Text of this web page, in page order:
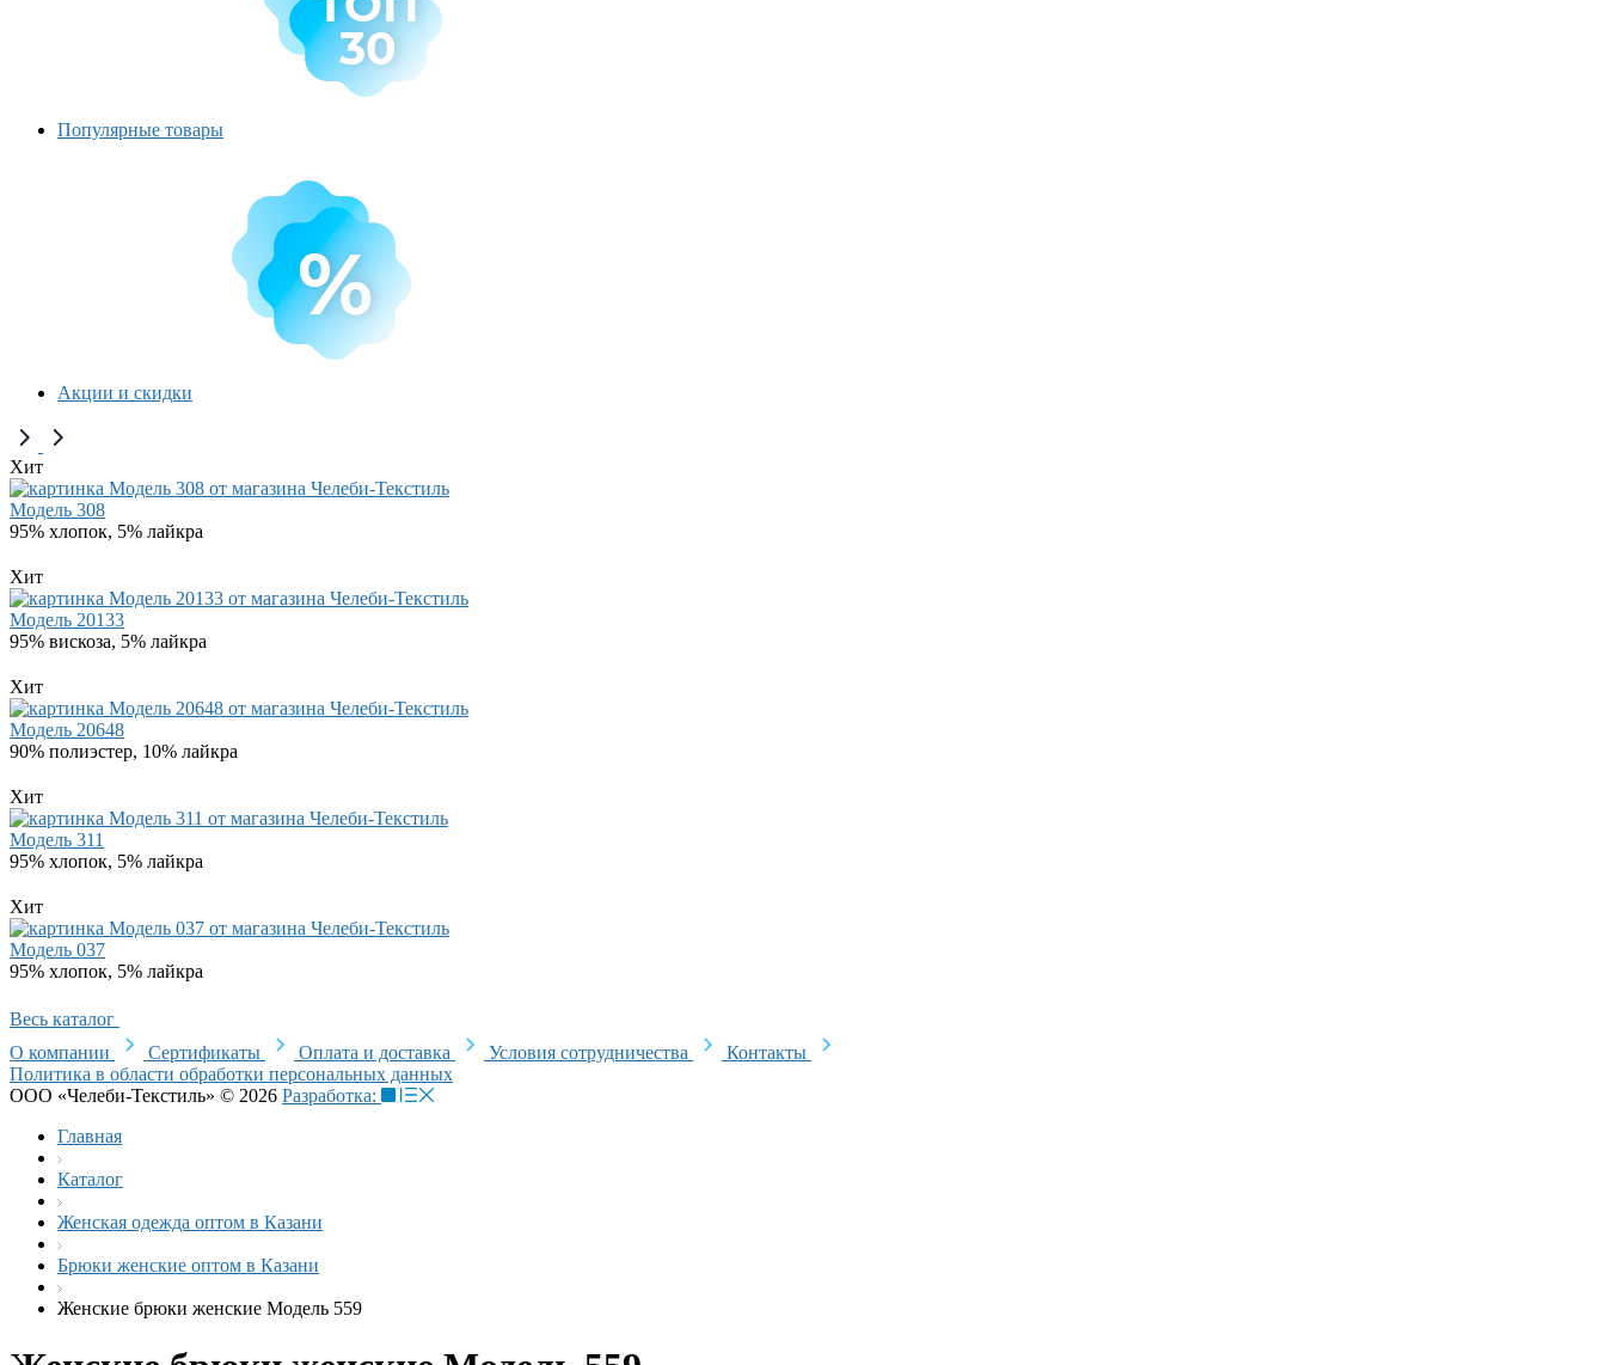
Популярные товары
Акции и скидки
Хит
Модель 308
95% хлопок, 5% лайкра
Хит
Модель 20133
95% вискоза, 5% лайкра
Хит
Модель 20648
90% полиэстер, 10% лайкра
Хит
Модель 311
95% хлопок, 5% лайкра
Хит
Модель 037
95% хлопок, 5% лайкра
Весь каталог
О компании
Сертификаты Оплата и доставка Условия сотрудничества
Контакты
Политика в области обработки персональных данных
ООО «Челеби-Текстиль» © 2026 Разработка:
Главная
Каталог
Женская одежда оптом в Казани
Брюки женские оптом в Казани
Женские брюки женские Модель 559